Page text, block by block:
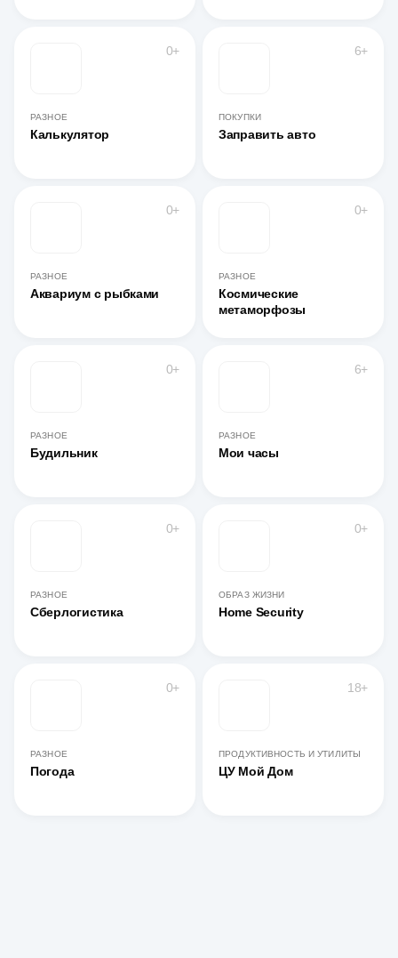
0+
РАЗНОЕ
Калькулятор
6+
ПОКУПКИ
Заправить авто
0+
РАЗНОЕ
Аквариум с рыбками
0+
РАЗНОЕ
Космические
метаморфозы
0+
РАЗНОЕ
Будильник
6+
РАЗНОЕ
Мои часы
0+
РАЗНОЕ
Сберлогистика
0+
ОБРАЗ ЖИЗНИ
Home Security
0+
РАЗНОЕ
Погода
18+
ПРОДУКТИВНОСТЬ И УТИЛИТЫ
ЦУ Мой Дом